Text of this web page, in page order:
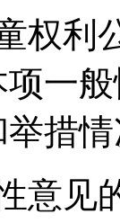
权利
一
措
意见